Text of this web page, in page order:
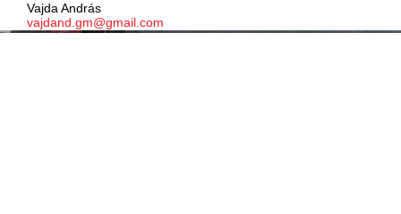
Vajda András
vajdand.gm@gmail.com